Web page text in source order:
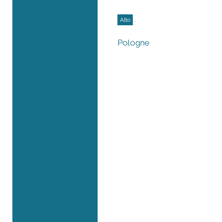
Alto
Pologne